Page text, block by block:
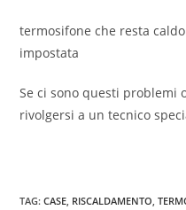
termosifone che resta
impostata
Se ci sono questi problemi
rivolgersi a un tecnico
TAG:CASE RISCALDAMENTO